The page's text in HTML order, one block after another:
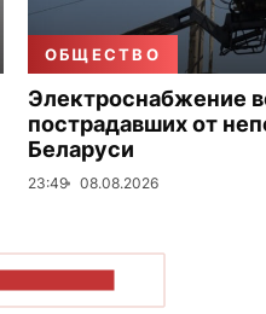
ОБЩЕСТВО
Электроснабжение
пострадавших от
Беларуси
23:49 08.08.2026